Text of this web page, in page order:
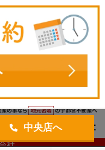
中央店へ
社